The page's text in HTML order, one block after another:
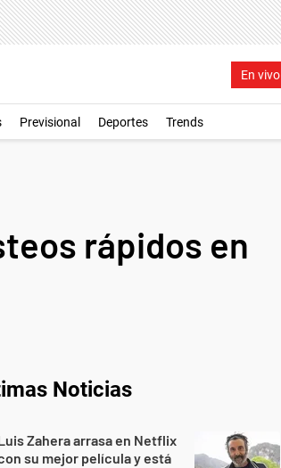
En vivo
Previsional Deportes Trends
rápidos en
Noticias
Zahera arrasa en Netflix
su mejor película y está